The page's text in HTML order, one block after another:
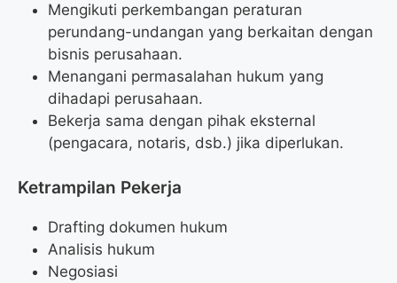
Mengikuti perkembangan peraturan
perundang-undangan yang berkaitan dengan
bisnis perusahaan.
Menangani permasalahan hukum yang
dihadapi perusahaan.
Bekerja sama dengan pihak eksternal
(pengacara, notaris, dsb.) jika diperlukan.
Ketrampilan Pekerja
Drafting dokumen hukum
Analisis hukum
Negosiasi